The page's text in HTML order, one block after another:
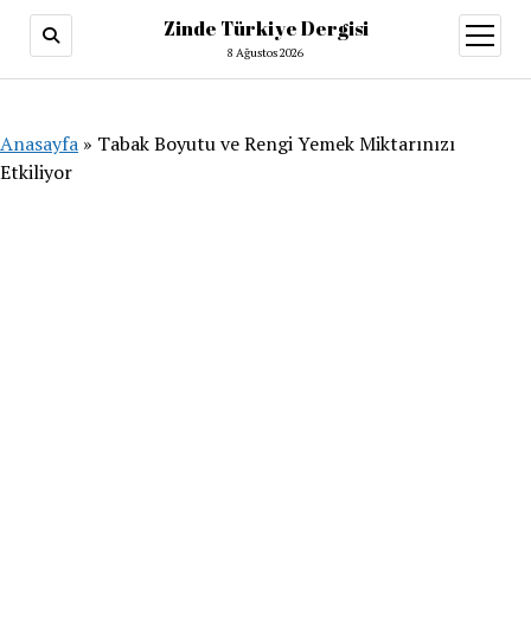
Zinde Türkiye Dergisi
8 Ağustos 2026
aç
Anasayfa » Tabak Boyutu ve Rengi Yemek Miktarınızı
Etkiliyor